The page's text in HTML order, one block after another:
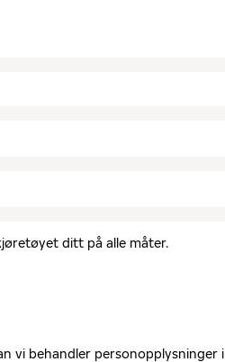
ditt på alle måter.
vi behandler personopplysninger i